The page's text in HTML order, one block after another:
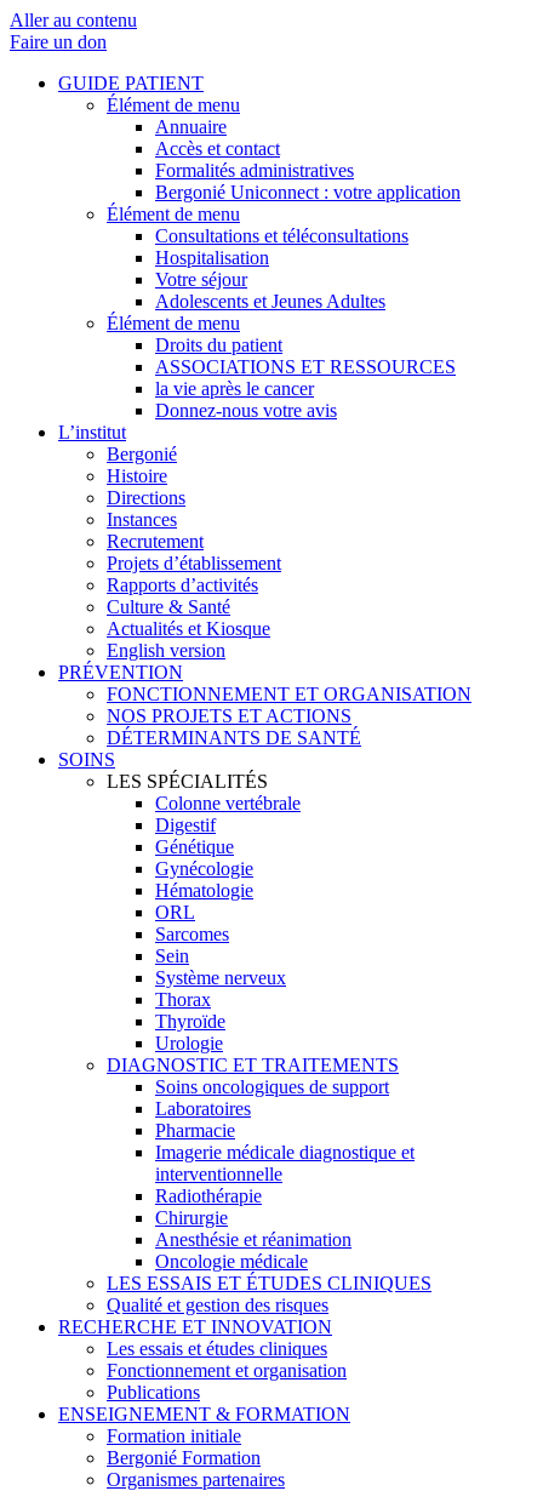
Aller au contenu
Faire un don
GUIDE PATIENT
Élément de menu
Annuaire
Accès et contact
Formalités administratives
Bergonié Uniconnect : votre application
Élément de menu
Consultations et téléconsultations
Hospitalisation
Votre séjour
Adolescents et Jeunes Adultes
Élément de menu
Droits du patient
ASSOCIATIONS ET RESSOURCES
la vie après le cancer
Donnez-nous votre avis
L’institut
Bergonié
Histoire
Directions
Instances
Recrutement
Projets d’établissement
Rapports d’activités
Culture & Santé
Actualités et Kiosque
English version
PRÉVENTION
FONCTIONNEMENT ET ORGANISATION
NOS PROJETS ET ACTIONS
DÉTERMINANTS DE SANTÉ
SOINS
LES SPÉCIALITÉS
Colonne vertébrale
Digestif
Génétique
Gynécologie
Hématologie
ORL
Sarcomes
Sein
Système nerveux
Thorax
Thyroïde
Urologie
DIAGNOSTIC ET TRAITEMENTS
Soins oncologiques de support
Laboratoires
Pharmacie
Imagerie médicale diagnostique et
interventionnelle
Radiothérapie
Chirurgie
Anesthésie et réanimation
Oncologie médicale
LES ESSAIS ET ÉTUDES CLINIQUES
Qualité et gestion des risques
RECHERCHE ET INNOVATION
Les essais et études cliniques
Fonctionnement et organisation
Publications
ENSEIGNEMENT & FORMATION
Formation initiale
Bergonié Formation
Organismes partenaires